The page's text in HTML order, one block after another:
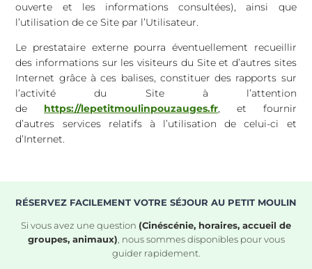
ouverte et les informations consultées), ainsi que
l’utilisation de ce Site par l’Utilisateur.
Le prestataire externe pourra éventuellement recueillir
des informations sur les visiteurs du Site et d’autres sites
Internet grâce à ces balises, constituer des rapports sur
l’activité du Site à l’attention
de
https://lepetitmoulinpouzauges.fr, et fournir
d’autres services relatifs à l’utilisation de celui-ci et
d’Internet.
RÉSERVEZ FACILEMENT VOTRE SÉJOUR AU PETIT MOULIN
Si vous avez une question (Cinéscénie, horaires, accueil de
groupes, animaux) , nous sommes disponibles pour vous
guider rapidement.